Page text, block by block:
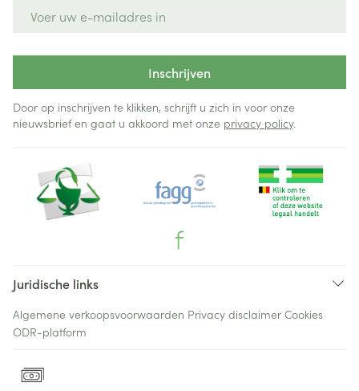
Inschrijven
Door op inschrijven te klikken, schrijft u zich in voor onze
nieuwsbrief en gaat u akkoord met onze privacy policy.
Juridische links
Algemene verkoopsvoorwaarden Privacy disclaimer Cookies
ODR-platform